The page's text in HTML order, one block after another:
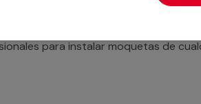
para instalar moquetas de